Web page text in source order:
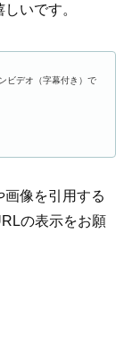
いです。
ビデオ（字幕付き）で
像を引用する
の表示をお願